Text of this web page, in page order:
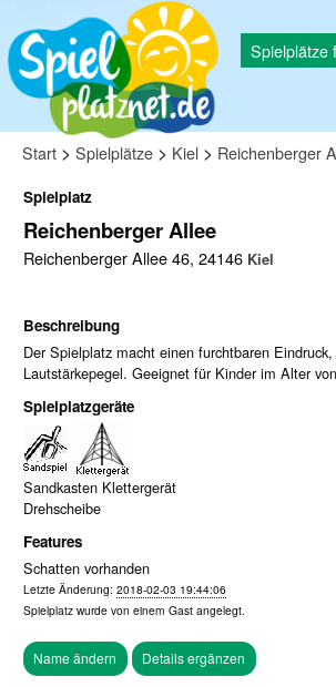
Spielplätze
Start > Spielplätze > Kiel > Reichenberger
Spielplatz
Reichenberger Allee
Reichenberger Allee 46, 24146 Kiel
Beschreibung
Der Spielplatz macht einen furchtbaren
Lautstärkepegel. Geeignet für Kinder im Alter
Spielplatzgeräte
Sandkasten Klettergerät
Drehscheibe
Features
Schatten vorhanden
Letzte Änderung: 2018-02-03 19:44:06
Spielplatz wurde von einem Gast angelegt.